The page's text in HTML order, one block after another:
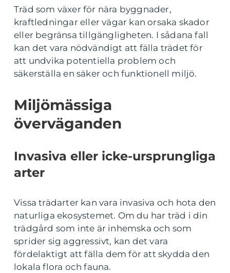
Träd som växer för nära byggnader,
kraftledningar eller vägar kan orsaka skador
eller begränsa tillgängligheten. I sådana fall
kan det vara nödvändigt att fälla trädet för
att undvika potentiella problem och
säkerställa en säker och funktionell miljö.
Miljömässiga
överväganden
Invasiva eller icke-ursprungliga
arter
Vissa trädarter kan vara invasiva och hota den
naturliga ekosystemet. Om du har träd i din
trädgård som inte är inhemska och som
sprider sig aggressivt, kan det vara
fördelaktigt att fälla dem för att skydda den
lokala flora och fauna.